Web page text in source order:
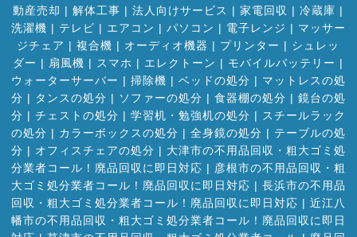
動産売却 | 解体工事 | 法人向けサービス | 家電回収 | 冷蔵庫 |
洗濯機 | テレビ | エアコン | パソコン | 電子レンジ | マッサー
ジチェア | 複合機 | オーディオ機器 | プリンター | シュレッ
ダー | 扇風機 | スマホ | エレクトーン | モバイルバッテリー |
ウォーターサーバー | 掃除機 | ベッドの処分 | マットレスの処
分 | タンスの処分 | ソファーの処分 | 食器棚の処分 | 鏡台の処
分 | チェストの処分 | 学習机・勉強机の処分 | スチールラック
の処分 | カラーボックスの処分 | 全身鏡の処分 | テーブルの処
分 | オフィスチェアの処分 | 大津市の不用品回収・粗大ゴミ処
分業者コール！廃品回収に即日対応 | 彦根市の不用品回収・粗
大ゴミ処分業者コール！廃品回収に即日対応 | 長浜市の不用品
回収・粗大ゴミ処分業者コール！廃品回収に即日対応 | 近江八
幡市の不用品回収・粗大ゴミ処分業者コール！廃品回収に即日